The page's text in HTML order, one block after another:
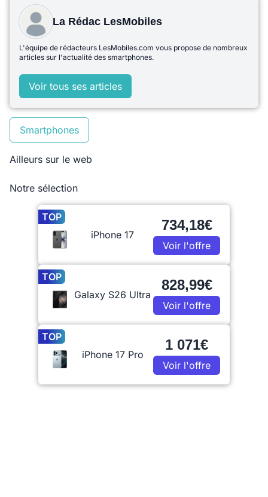
La Rédac LesMobiles
L'équipe de rédacteurs LesMobiles.com vous propose de nombreux
articles sur l'actualité des smartphones.
Voir tous ses articles
Smartphones
Ailleurs sur le web
Notre sélection
TOP
iPhone 17
734,18€
Voir l'offre
TOP
Galaxy S26 Ultra
828,99€
Voir l'offre
TOP
iPhone 17 Pro
1 071€
Voir l'offre